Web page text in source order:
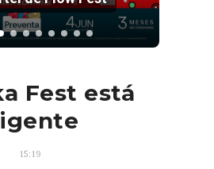
Fest está
15:19